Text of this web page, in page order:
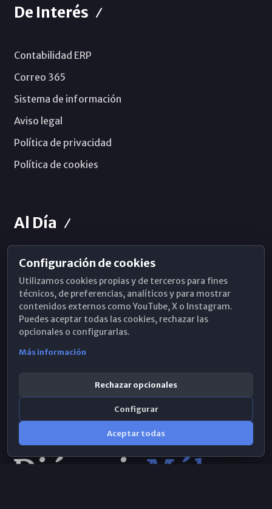
De Interés
Contabilidad ERP
Correo 365
Sistema de información
Aviso legal
Política de privacidad
Política de cookies
Al Día
Horarios de Misa
Hemeroteca
WhatsApp
Configuración de cookies
Utilizamos cookies propias y de terceros para fines
técnicos, de preferencias, analíticos y para mostrar
contenidos externos como YouTube, X o Instagram.
Puedes aceptar todas las cookies, rechazar las
opcionales o configurarlas.
Más información
Rechazar opcionales
Configurar
Aceptar todas